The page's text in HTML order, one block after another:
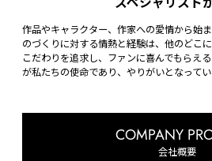
作品やキャラクター、作家への愛情から始
のづくりに対する情熱と経験は、他のどこ
こだわりを追求し、ファンに喜んでもらえ
が私たちの使命であり、やりがいとなってい
COMPANY
会社概要